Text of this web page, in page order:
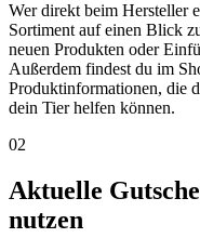
Wer direkt beim Hersteller
Sortiment auf einen Blick
neuen Produkten oder
Außerdem findest du im
Produktinformationen, die
dein Tier helfen können.
02
Aktuelle
nutzen